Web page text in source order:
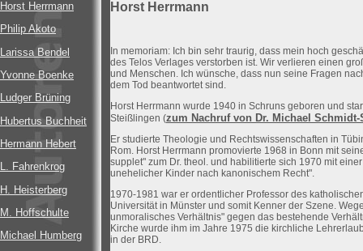
Horst Herrmann
Philip Akoto
Larissa Bendel
Yvonne Boenke
Ludger Brüning
Hubertus Buchheit
Hermann Hebert
L. Fahrenkrog
H. Heisterberg
M. Hoffschulte
Michael Humberg
Horst Herrmann
In memoriam: Ich bin sehr traurig, dass mein hoch
des Telos Verlages verstorben ist. Wir verlieren einen
und Menschen. Ich wünsche, dass nun seine Fragen
dem Tod beantwortet sind.
Horst Herrmann wurde 1940 in Schruns geboren und
Steißlingen (zum Nachruf von Dr. Michael
Er studierte Theologie und Rechtswissenschaften in
Rom. Horst Herrmann promovierte 1968 in Bonn mit
supplet" zum Dr. theol. und habilitierte sich 1970 mit
unehelicher Kinder nach kanonischem Recht".
1970-1981 war er ordentlicher Professor des
Universität in Münster und somit Kenner der Szene.
unmoralisches Verhältnis" gegen das bestehende
Kirche wurde ihm im Jahre 1975 die kirchliche
in der BRD.